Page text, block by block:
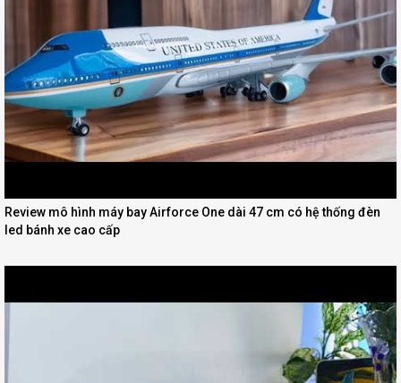
Review mô hình máy bay Airforce One dài 47 cm có hệ thống đèn
led bánh xe cao cấp